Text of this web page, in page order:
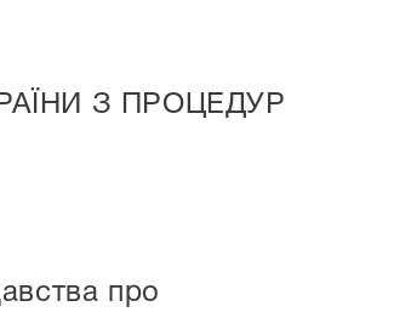
З ПРОЦЕДУР
про